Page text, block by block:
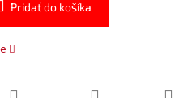
Pridať do košíka